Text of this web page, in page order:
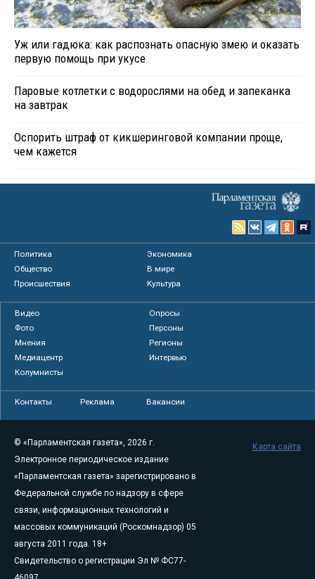
Уж или гадюка: как распознать опасную змею и оказать
первую помощь при укусе
Паровые котлетки с водорослями на обед и запеканка
на завтрак
Оспорить штраф от кикшеринговой компании проще,
чем кажется
Политика
Экономика
Общество
В мире
Происшествия
Культура
Видео
Опросы
Фото
Персоны
Мнения
Регионы
Медиацентр
Интервью
Колумнисты
Контакты Реклама Вакансии
© «Парламентская газета», 2026 г.
Электронное периодическое издание
«Парламентская газета» зарегистрировано в
Федеральной службе по надзору в сфере
связи, информационных технологий и
массовых коммуникаций (Роскомнадзор) 05
августа 2011 года. 18+
Свидетельство о регистрации Эл № ФС77-
Карта сайта